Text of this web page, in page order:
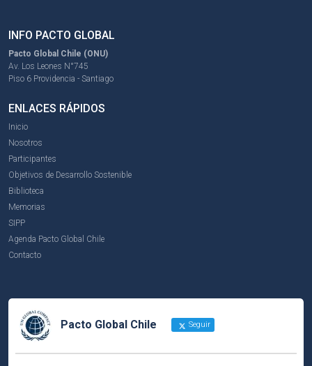
INFO PACTO GLOBAL
Pacto Global Chile (ONU)
Av. Los Leones N°745
Piso 6 Providencia - Santiago
ENLACES RÁPIDOS
Inicio
Nosotros
Participantes
Objetivos de Desarrollo Sostenible
Biblioteca
Memorias
SIPP
Agenda Pacto Global Chile
Contacto
Pacto Global Chile Seguir